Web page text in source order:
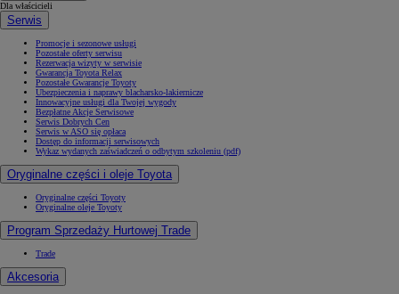
Dla właścicieli
Serwis
Promocje i sezonowe usługi
Pozostałe oferty serwisu
Rezerwacja wizyty w serwisie
Gwarancja Toyota Relax
Pozostałe Gwarancje Toyoty
Ubezpieczenia i naprawy blacharsko-lakiernicze
Innowacyjne usługi dla Twojej wygody
Bezpłatne Akcje Serwisowe
Serwis Dobrych Cen
Serwis w ASO się opłaca
Dostęp do informacji serwisowych
Wykaz wydanych zaświadczeń o odbytym szkoleniu (pdf)
Oryginalne części i oleje Toyota
Oryginalne części Toyoty
Oryginalne oleje Toyoty
Program Sprzedaży Hurtowej Trade
Trade
Akcesoria